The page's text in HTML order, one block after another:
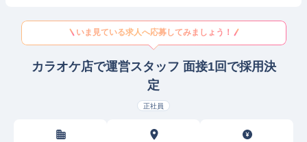
いま見ている求人へ応募してみましょう！
カラオケ店で運営スタッフ 面接1回で採用決
定
正社員